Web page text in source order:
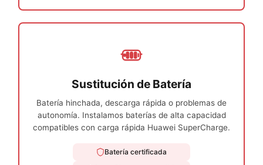
Sustitución de Batería
Batería hinchada, descarga rápida o problemas de
autonomía. Instalamos baterías de alta capacidad
compatibles con carga rápida Huawei SuperCharge.
Batería certificada